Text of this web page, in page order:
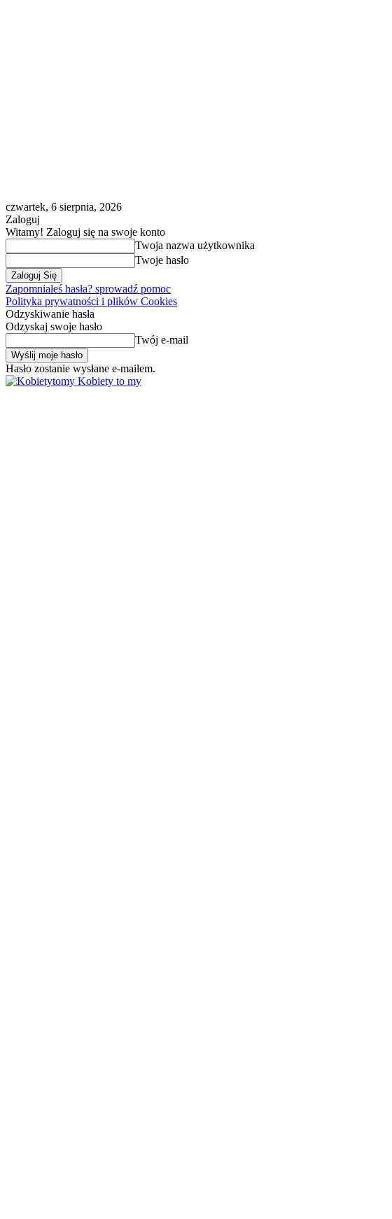
czwartek, 6 sierpnia, 2026
Zaloguj
Witamy! Zaloguj się na swoje konto
Twoja nazwa użytkownika
Twoje hasło
Zapomniałeś hasła? sprowadź pomoc
Polityka prywatności i plików Cookies
Odzyskiwanie hasła
Odzyskaj swoje hasło
Twój e-mail
Hasło zostanie wysłane e-mailem.
Kobiety to my